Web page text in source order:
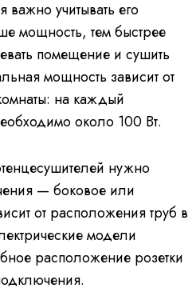
важно учитывать его
мощность, тем быстрее
помещение и сушить
мощность зависит от
на каждый
около 100 Вт.
нужно
— боковое или
от расположения труб в
модели
расположение розетки